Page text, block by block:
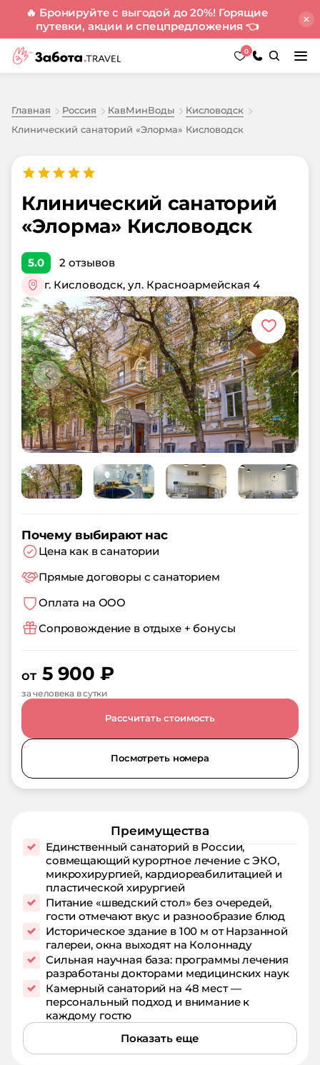
🔥 Бронируйте с выгодой до 20%! Горящие
путевки, акции и спецпредложения 👈
0
Главная Россия КавМинВоды
Кисловодск
Клинический санаторий «Элорма» Кисловодск
Клинический санаторий
«Элорма» Кисловодск
5.0 2 отзывов
г. Кисловодск, ул. Красноармейская 4
Почему выбирают нас
Цена как в санатории
Прямые договоры с санаторием
Оплата на ООО
Сопровождение в отдыхе + бонусы
от 5 900 ₽
за человека в сутки
Рассчитать стоимость
Посмотреть номера
Преимущества
Единственный санаторий в России,
совмещающий курортное лечение с ЭКО,
микрохирургией, кардиореабилитацией и
пластической хирургией
Питание «шведский стол» без очередей,
гости отмечают вкус и разнообразие блюд
Историческое здание в 100 м от Нарзанной
галереи, окна выходят на Колоннаду
Сильная научная база: программы лечения
разработаны докторами медицинских наук
Камерный санаторий на 48 мест —
персональный подход и внимание к
каждому гостю
Показать еще